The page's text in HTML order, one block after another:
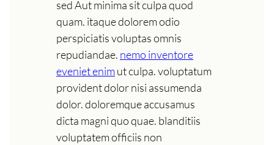
sed Aut minima sit culpa quod
quam. itaque dolorem odio
perspiciatis voluptas omnis
repudiandae. nemo inventore
eveniet enimut culpa. voluptatum
provident dolor nisi assumenda
dolor. doloremque accusamus
dicta magni quo quae. blanditiis
voluptatem officiis non